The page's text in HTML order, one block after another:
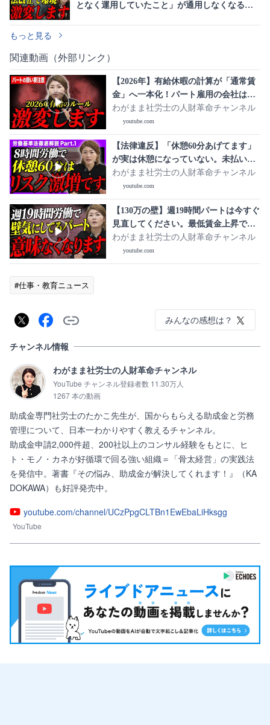
となく運用していたこと」が通用しなくなる労
もっと見る
関連動画（外部リンク）
【2026年】有給休暇の計算が「通常賃
金」へ一本化！パート雇用の会社は要
注意
わがまま社労士の人財革命チャンネル
youtube.com
【法律違反】「休憩60分あげてます」
が実は休憩になっていない。未払い賃
金が発生する会社の共通点
わがまま社労士の人財革命チャンネル
youtube.com
【130万の壁】週19時間パートは今すぐ
見直してください。最低賃金上昇で起
きる「働き損」の真実
わがまま社労士の人財革命チャンネル
youtube.com
#仕事・教育ニュース
みんなの感想は？
チャンネル情報
わがまま社労士の人財革命チャンネル
YouTube チャンネル登録者数 11.30万人
1267 本の動画
助成金専門社労士のたかこ先生が、国からもらえる助成金と労務
管理について、日本一わかりやすく教えるチャンネル。
助成金申請2,000件超、200社以上のコンサル経験をもとに、ヒ
ト・モノ・カネが好循環で回る強い組織＝「骨太経営」の実践法
を発信中。著書『その悩み、助成金が解決してくれます！』（KA
DOKAWA）も好評発売中。
youtube.com/channel/UCzPpgCLTBn1EwEbaLiHksgg
YouTube